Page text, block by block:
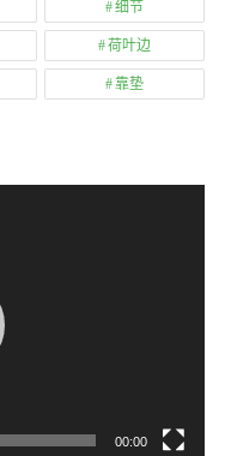
细节
荷叶边
靠垫
00:00